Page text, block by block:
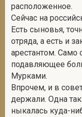
расположенное.
Сейчас на
Есть сыновья,
отряда, а есть и
арестантом. Само
подавляющее
Мурками.
Впрочем, и в
держали. Одна
ныкалась куда-